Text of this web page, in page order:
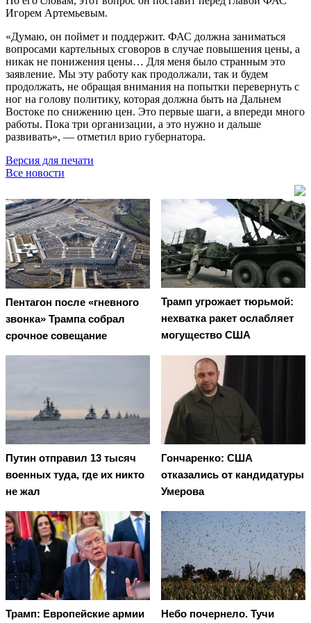
Игорем Артемьевым.
«Думаю, он поймет и поддержит. ФАС должна заниматься
вопросами картельных сговоров в случае повышения цены, а
никак не понижения цены… Для меня было странным это
заявление. Мы эту работу как продолжали, так и будем
продолжать, не обращая внимания на попытки перевернуть с
ног на голову политику, которая должна быть на Дальнем
Востоке по снижению цен. Это первые шаги, а впереди много
работы. Пока три организации, а это нужно и дальше
развивать», — отметил врио губернатора.
Версия для печати
Все новости
Пентагон после «гневного
звонка» Трампа собрал
срочное совещание
Трамп угрожает тюрьмой:
нехватка ракет ослабляет
могущество США
Путин отправил 13 тысяч
военных туда, где их никто
не жал
Гончаренко: США
отказались от кандидатуры
Умерова
Трамп: Европейские армии Небо почернело. Тучи